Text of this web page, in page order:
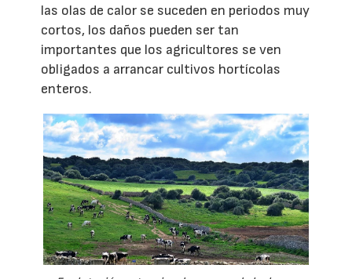
las olas de calor se suceden en periodos muy
cortos, los daños pueden ser tan
importantes que los agricultores se ven
obligados a arrancar cultivos hortícolas
enteros.